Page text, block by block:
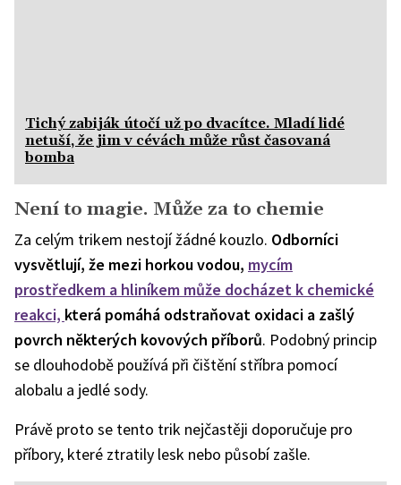
Tichý zabiják útočí už po dvacítce. Mladí lidé
netuší, že jim v cévách může růst časovaná
bomba
Není to magie. Může za to chemie
Za celým trikem nestojí žádné kouzlo. Odborníci
vysvětlují, že mezi horkou vodou, mycím
prostředkem a hliníkem může docházet k chemické
reakci, která pomáhá odstraňovat oxidaci a zašlý
povrch některých kovových příborů. Podobný princip
se dlouhodobě používá při čištění stříbra pomocí
alobalu a jedlé sody.
Právě proto se tento trik nejčastěji doporučuje pro
příbory, které ztratily lesk nebo působí zašle.